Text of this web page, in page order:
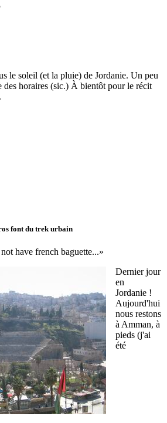
le soleil (et la pluie) de Jordanie. Un peu
des horaires (sic.) À bientôt pour le récit
font du trek urbain
have french baguette...
Dernier jour
en
Jordanie !
Aujourd'hui
nous restons
à Amman, à
pieds (j'ai
été